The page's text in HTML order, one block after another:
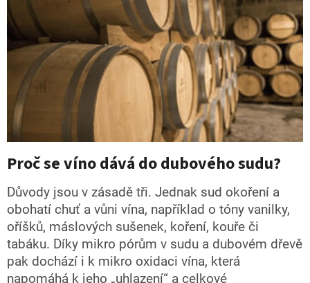
Proč se víno dává do dubového sudu?
Důvody jsou v zásadě tři. Jednak sud okoření a
obohatí chuť a vůni vína, například o tóny vanilky,
oříšků, máslových sušenek, koření, kouře či
tabáku. Díky mikro pórům v sudu a dubovém dřevě
pak dochází i k mikro oxidaci vína, která
napomáhá k jeho „uhlazení“ a celkové